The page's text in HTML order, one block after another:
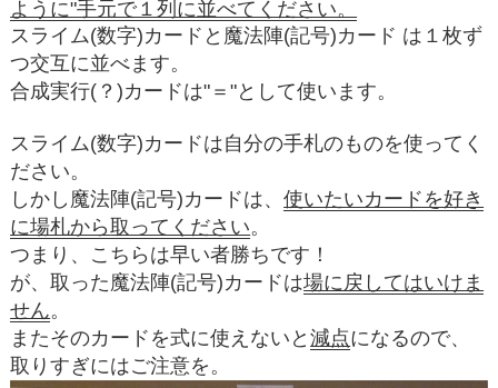
ように"手元で１列に並べてください。
スライム(数字)カードと魔法陣(記号)カード は１枚ず
つ交互に並べます。
合成実行(？)カードは"＝"として使います。
スライム(数字)カードは自分の手札のものを使ってく
ださい。
しかし魔法陣(記号)カードは、使いたいカードを好き
に場札から取ってください。
つまり、こちらは早い者勝ちです！
が、取った魔法陣(記号)カードは場に戻してはいけま
せん。
またそのカードを式に使えないと減点になるので、
取りすぎにはご注意を。